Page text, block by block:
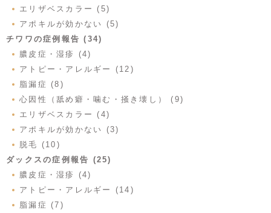
エリザベスカラー (5)
アポキルが効かない (5)
チワワの症例報告 (34)
膿皮症・湿疹 (4)
アトピー・アレルギー (12)
脂漏症 (8)
心因性（舐め癖・噛む・掻き壊し） (9)
エリザベスカラー (4)
アポキルが効かない (3)
脱毛 (10)
ダックスの症例報告 (25)
膿皮症・湿疹 (4)
アトピー・アレルギー (14)
脂漏症 (7)